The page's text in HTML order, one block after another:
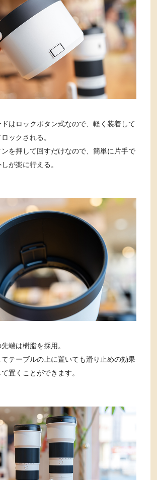
はロックボタン式なので、軽く装着して
ックされる。
を押して回すだけなので、簡単に片手で
が楽に行える。
端は樹脂を採用。
テーブルの上に置いても滑り止めの効果
置くことができます。